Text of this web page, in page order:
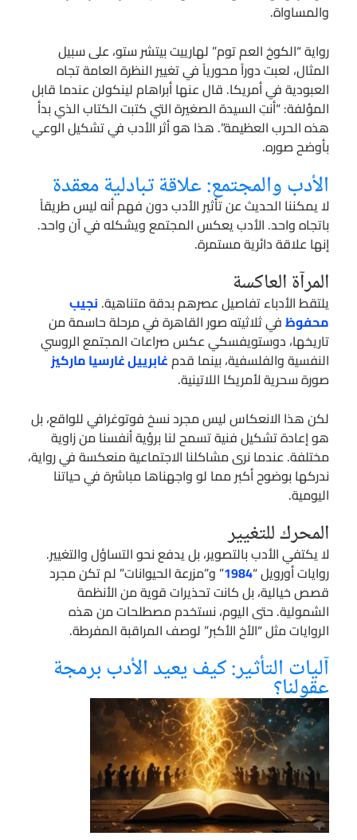
والمساواة.
رواية “الكوخ العم توم” لهارييت بيتشر ستو، على سبيل
المثال، لعبت دوراً محورياً في تغيير النظرة العامة تجاه
العبودية في أمريكا. قال عنها أبراهام لينكولن عندما قابل
المؤلفة: “أنتِ السيدة الصغيرة التي كتبت الكتاب الذي بدأ
هذه الحرب العظيمة”. هذا هو أثر الأدب في تشكيل الوعي
بأوضح صوره.
الأدب والمجتمع: علاقة تبادلية معقدة
لا يمكننا الحديث عن تأثير الأدب دون فهم أنه ليس طريقاً
باتجاه واحد. الأدب يعكس المجتمع ويشكله في آن واحد.
إنها علاقة دائرية مستمرة.
المرآة العاكسة
يلتقط الأدباء تفاصيل عصرهم بدقة متناهية. نجيب
محفوظفي ثلاثيته صور القاهرة في مرحلة حاسمة من
تاريخها، دوستويفسكي عكس صراعات المجتمع الروسي
النفسية والفلسفية، بينما قدمغابرييل غارسيا ماركيز
صورة سحرية لأمريكا اللاتينية.
لكن هذا الانعكاس ليس مجرد نسخ فوتوغرافي للواقع، بل
هو إعادة تشكيل فنية تسمح لنا برؤية أنفسنا من زاوية
مختلفة. عندما نرى مشاكلنا الاجتماعية منعكسة في رواية،
ندركها بوضوح أكبر مما لو واجهناها مباشرة في حياتنا
اليومية.
المحرك للتغيير
لا يكتفي الأدب بالتصوير، بل يدفع نحو التساؤل والتغيير.
روايات أورويل “1984” و”مزرعة الحيوانات” لم تكن مجرد
قصص خيالية، بل كانت تحذيرات قوية من الأنظمة
الشمولية. حتى اليوم، نستخدم مصطلحات من هذه
الروايات مثل “الأخ الأكبر” لوصف المراقبة المفرطة.
آليات التأثير: كيف يعيد الأدب برمجة
عقولنا؟